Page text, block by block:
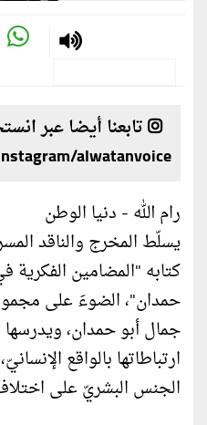
تابعنا أيضا عبر
alwatanvoice
رام الله - دنيا الوطن
يسلّط المخرج والناقد
كتابه "المضامين
حمدان"، الضوءَ على
جمال أبو حمدان،
ارتباطاتها بالواقع
الجنس البشريّ على